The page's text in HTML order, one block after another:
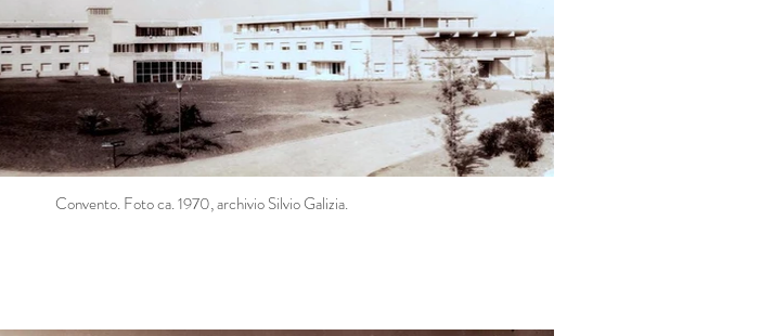
Convento. Foto ca. 1970, archivio Silvio Galizia.